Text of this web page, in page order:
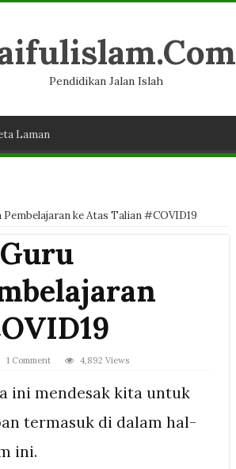
Pendidikan Jalan Islah
Laman
ke Atas Talian #COVID19
1 Comment 4,892 Views
ini mendesak kita untuk
termasuk di dalam hal-
ini.